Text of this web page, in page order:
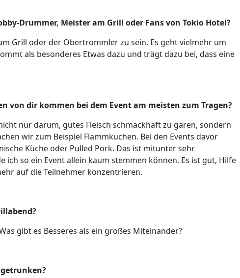
Drummer, Meister am Grill oder Fans von Tokio Hotel?
Grill oder der Obertrommler zu sein. Es geht vielmehr um
als besonderes Etwas dazu und trägt dazu bei, dass eine
von dir kommen bei dem Event am meisten zum Tragen?
nur darum, gutes Fleisch schmackhaft zu garen, sondern
wir zum Beispiel Flammkuchen. Bei den Events davor
Küche oder Pulled Pork. Das ist mitunter sehr
so ein Event allein kaum stemmen können. Es ist gut, Hilfe
auf die Teilnehmer konzentrieren.
gibt es Besseres als ein großes Miteinander?